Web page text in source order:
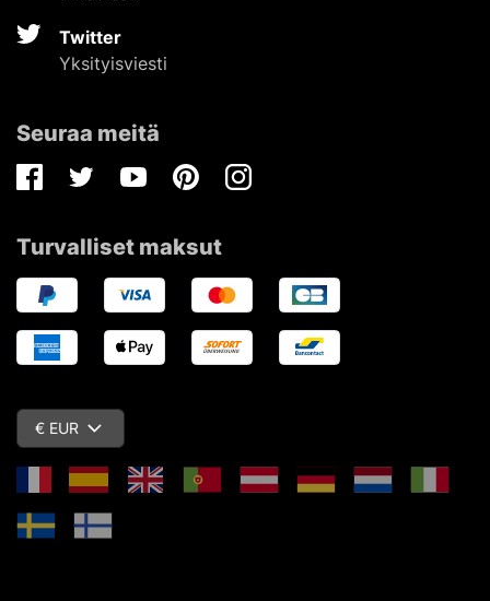
Twitter
Yksityisviesti
Seuraa meitä
FacebookTwitterYoutubePinterestInstagram
Turvalliset maksut
€ EUR